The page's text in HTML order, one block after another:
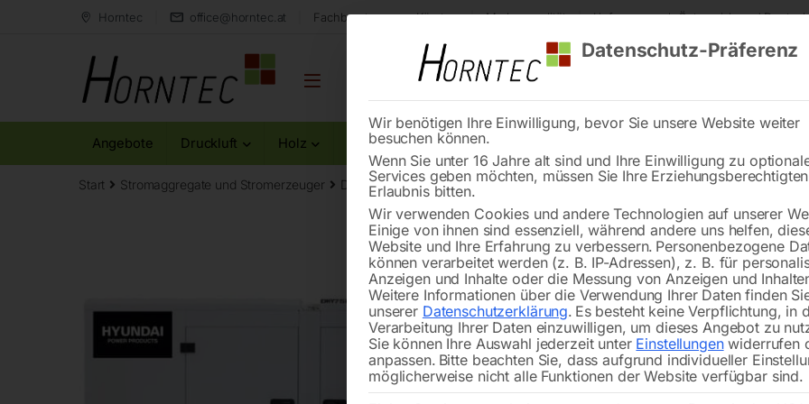
Horntec office@horntec.at Fachberatung aus Kärnten Markenqualität Lieferung nach Österreich und
Angebote Druckluft Holz Metall Reinigung
Start Stromaggregate und Stromerzeuger Dieselstromerzeuger Hyundai Diesel Generator DHY75KSE
🔍
Maximalleistung von 72 kVA –
400V Busbar / ATS
Datenschutz-Präferenz
Wir benötigen Ihre Einwilligung, bevor Sie unsere Website weiter
besuchen können.
Wenn Sie unter 16 Jahre alt sind und Ihre Einwilligung zu
Services geben möchten, müssen Sie Ihre
Erlaubnis bitten.
Wir verwenden Cookies und andere Technologien auf unserer
Einige von ihnen sind essenziell, während andere uns helfen,
Website und Ihre Erfahrung zu verbessern. Personenbezogene
können verarbeitet werden (z. B. IP-Adressen), z. B. für
Anzeigen und Inhalte oder die Messung von Anzeigen und
Weitere Informationen über die Verwendung Ihrer Daten finden
unserer Datenschutzerklärung. Es besteht keine Verpflichtung, in
Verarbeitung Ihrer Daten einzuwilligen, um dieses Angebot zu
Sie können Ihre Auswahl jederzeit unter Einstellungenwiderrufen
anpassen. Bitte beachten Sie, dass aufgrund individueller
möglicherweise nicht alle Funktionen der Website verfügbar sind.